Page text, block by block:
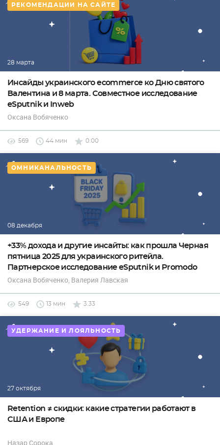
РЕКОМЕНДАЦИИ НА САЙТЕ
28 марта
Инсайды украинского ecommerce ко Дню святого
Валентина и 8 марта. Совместное исследование
eSputnik и Inweb
Оксана Вобяченко
569 44 мин 0.00
ОМНИКАНАЛЬНОСТЬ
08 декабря
+33% дохода и другие инсайты: как прошла Черная
пятница 2025 для украинского ритейла.
Партнерское исследование eSputnik и Promodo
Оксана Вобяченко, Валерия Лавская
549 13 мин 3.33
УДЕРЖАНИЕ И ЛОЯЛЬНОСТЬ
27 октября
Retention ≠ скидки: какие стратегии работают в
США и Европе
Назар Сорока